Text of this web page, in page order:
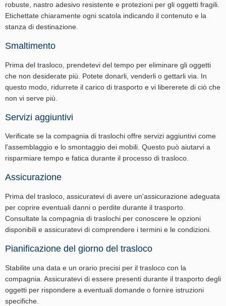
robuste, nastro adesivo resistente e protezioni per gli oggetti fragili.
Etichettate chiaramente ogni scatola indicando il contenuto e la
stanza di destinazione.
Smaltimento
Prima del trasloco, prendetevi del tempo per eliminare gli oggetti
che non desiderate più. Potete donarli, venderli o gettarli via. In
questo modo, ridurrete il carico di trasporto e vi libererete di ciò che
non vi serve più.
Servizi aggiuntivi
Verificate se la compagnia di traslochi offre servizi aggiuntivi come
l'assemblaggio e lo smontaggio dei mobili. Questo può aiutarvi a
risparmiare tempo e fatica durante il processo di trasloco.
Assicurazione
Prima del trasloco, assicuratevi di avere un'assicurazione adeguata
per coprire eventuali danni o perdite durante il trasporto.
Consultate la compagnia di traslochi per conoscere le opzioni
disponibili e assicuratevi di comprendere i termini e le condizioni.
Pianificazione del giorno del trasloco
Stabilite una data e un orario precisi per il trasloco con la
compagnia. Assicuratevi di essere presenti durante il trasporto degli
oggetti per rispondere a eventuali domande o fornire istruzioni
specifiche.